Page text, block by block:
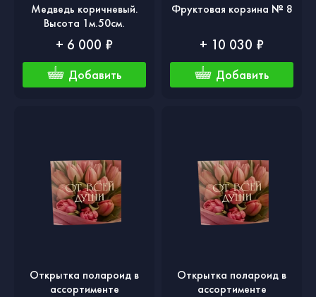
Медведь коричневый.
Высота 1м.50см.
+ 6 000 ₽
Добавить
Фруктовая корзина № 8
+ 10 030 ₽
Добавить
Открытка полароид в
ассортименте
Открытка полароид в
ассортименте